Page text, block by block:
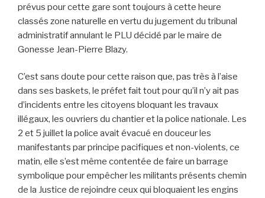
prévus pour cette gare sont toujours à cette heure
classés zone naturelle en vertu du jugement du tribunal
administratif annulant le PLU décidé par le maire de
Gonesse Jean-Pierre Blazy.
C’est sans doute pour cette raison que, pas très à l’aise
dans ses baskets, le préfet fait tout pour qu’il n’y ait pas
d’incidents entre les citoyens bloquant les travaux
illégaux, les ouvriers du chantier et la police nationale. Les
2 et 5 juillet la police avait évacué en douceur les
manifestants par principe pacifiques et non-violents, ce
matin, elle s’est même contentée de faire un barrage
symbolique pour empêcher les militants présents chemin
de la Justice de rejoindre ceux qui bloquaient les engins